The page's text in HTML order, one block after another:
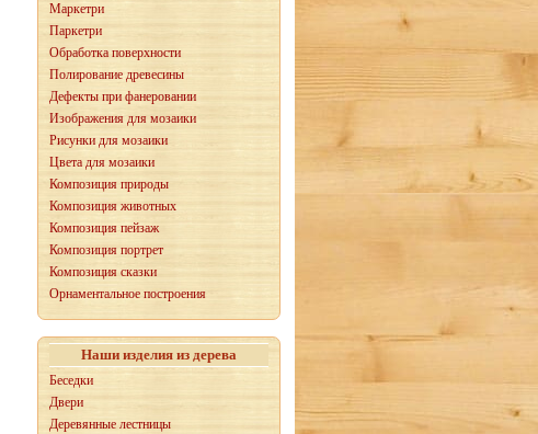
Маркетри
Паркетри
Обработка поверхности
Полирование древесины
Дефекты при фанеровании
Изображения для мозаики
Рисунки для мозаики
Цвета для мозаики
Композиция природы
Композиция животных
Композиция пейзаж
Композиция портрет
Композиция сказки
Орнаментальное построения
Наши изделия из дерева
Беседки
Двери
Деревянные лестницы